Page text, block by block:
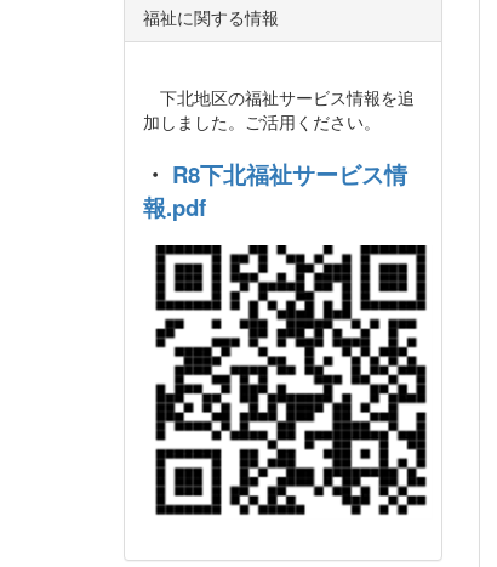
福祉に関する情報
下北地区の福祉サービス情報を追
加しました。ご活用ください。
・ R8下北福祉サービス情
報.pdf